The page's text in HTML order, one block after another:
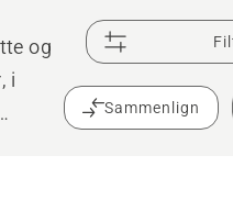
og
i
Sammenlign